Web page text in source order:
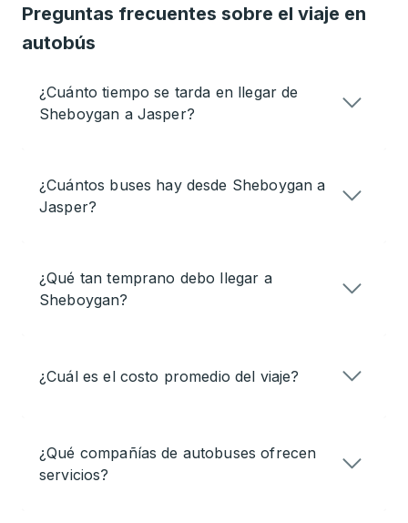
Preguntas frecuentes sobre el viaje en
autobús
¿Cuánto tiempo se tarda en llegar de
Sheboygan a Jasper?
¿Cuántos buses hay desde Sheboygan a
Jasper?
¿Qué tan temprano debo llegar a
Sheboygan?
¿Cuál es el costo promedio del viaje?
¿Qué compañías de autobuses ofrecen
servicios?